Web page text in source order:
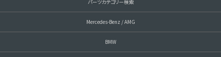
パーツカテゴリー検索
Mercedes-Benz / AMG
BMW